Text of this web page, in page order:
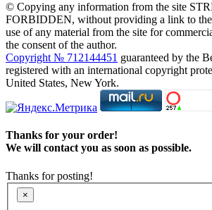
© Copying any information from the site
FORBIDDEN, without providing a link to the
use of any material from the site for
the consent of the author.
Copyright № 712144451 guaranteed by the
registered with an international copyright
United States, New York.
Thanks for your order!
We will contact you as soon as possible.
Thanks for posting!
×